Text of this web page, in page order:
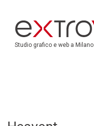
Studio grafico e web a Milano